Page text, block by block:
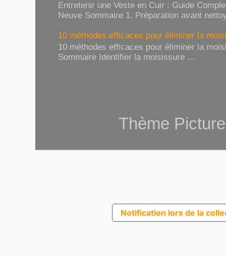
Entretenir une Veste en Cuir : Guide
Neuve Sommaire 1. Préparation avant
10 méthodes efficaces pour éliminer la
10 méthodes efficaces pour éliminer la
Sommaire Identifier la moisissure ...
Thème
Notification lors de la